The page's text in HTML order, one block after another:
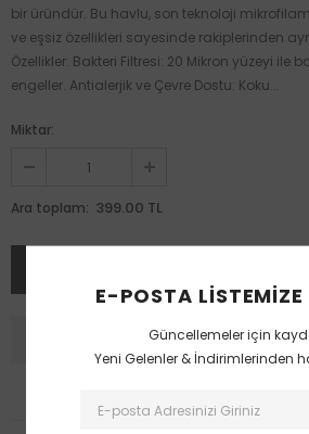
bir üründür. Bu havlu, son teknoloji
ve eşsiz özellikleri sayesinde rakiplerinden
Özellikler: Bakteri Filtresi: 20 Mikron yüzeyi ile
engeller. Antialerjik ve Çevre Dostu: Koku...
Miktar:
Ara toplam: 399.00 TL
E-POSTA
Güncellemeler için
Yeni Gelenler & İndirimlerinden